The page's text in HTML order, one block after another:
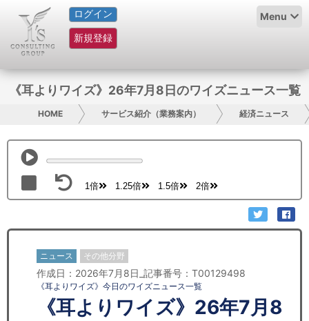
ログイン
新規登録
Menu
HOME
サービス紹介
グループ概要
採用情報
お問い合わせ
コンサルティング
リサーチ
セミナー
《耳よりワイズ》26年7月8日のワイズニュース一覧
HOME サービス紹介（業務案内） 経済ニュース
1倍 1.25倍 1.5倍 2倍
ニュース その他分野
作成日：2026年7月8日_記事番号：T00129498
《耳よりワイズ》今日のワイズニュース一覧
《耳よりワイズ》26年7月8